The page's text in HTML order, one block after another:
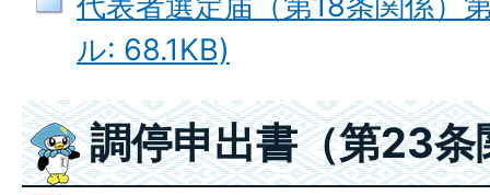
ル: 68.1KB)
調停申出書（第23条